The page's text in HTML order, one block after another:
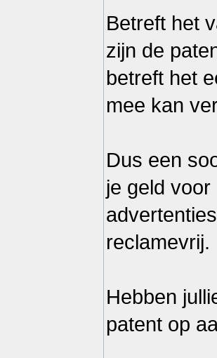
Betreft het
zijn de
betreft het
mee kan
Dus een
je geld
reclamevrij.
Hebben
patent op